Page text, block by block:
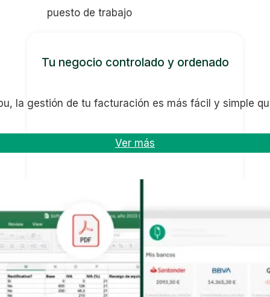
puesto de trabajo
Tu negocio controlado y ordenado
la gestión de tu facturación es más fácil y simple
Ver más